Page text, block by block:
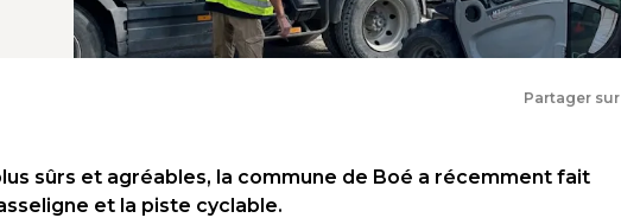
Partager sur
sûrs et agréables, la commune de Boé a récemment fait
et la piste cyclable.